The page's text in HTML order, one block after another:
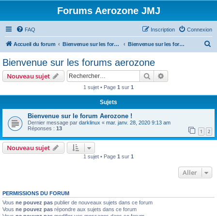
Forums Aerozone JMJ
FAQ Connexion
Inscription
Accueil du forum Bienvenue sur les forums Aerozone! Bienvenue sur les forums aerozone
e
Bienvenue sur les forums aerozone
Nouveau sujet Rechercher
1 sujet • Page 1 sur 1
Sujets
Bienvenue sur le forum Aerozone !
Dernier message par darklinux « mar. janv. 28, 2020 9:13 am
Réponses : 13 1 2
Nouveau sujet
1 sujet • Page 1 sur 1
Aller
PERMISSIONS DU FORUM
Vous ne pouvez pas publier de nouveaux sujets dans ce forum
Vous ne pouvez pas répondre aux sujets dans ce forum